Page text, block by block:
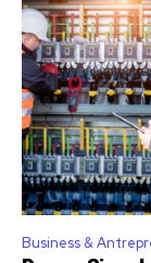
32,111
Cititori
Business &